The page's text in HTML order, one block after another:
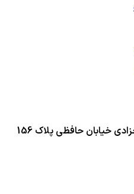
خیابان حافظی پلاک 156